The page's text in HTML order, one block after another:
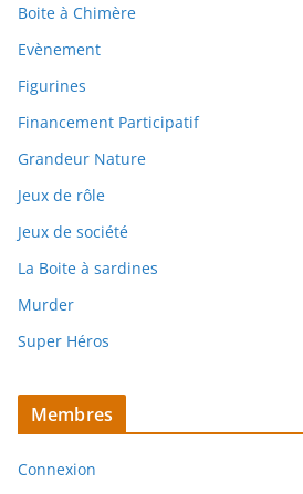
Boite à Chimère
Evènement
Figurines
Financement Participatif
Grandeur Nature
Jeux de rôle
Jeux de société
La Boite à sardines
Murder
Super Héros
Membres
Connexion